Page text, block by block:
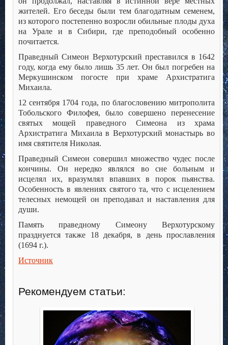
жителей. Его беседы были тем благодатным семенем,
из которого постепенно возросли обильные плоды духа
на Урале и в Сибири, где преподобный особенно
почитается.
Праведный Симеон Верхотурский преставился в 1642
году, когда ему было лишь 35 лет. Он был погребен на
Меркушинском погосте при храме Архистратига
Михаила.
12 сентября 1704 года, по благословению митрополита
Тобольского Филофея, было совершено перенесение
святых мощей праведного Симеона из храма
Архистратига Михаила в Верхотурский монастырь во
имя святителя Николая.
Праведный Симеон совершил множество чудес после
кончины. Он нередко являлся во сне больным и
исцелял их, вразумлял впавших в порок пьянства.
Особенность в явлениях святого та, что с исцелением
телесных немощей он преподавал и наставления для
души.
Память праведному Симеону Верхотурскому
празднуется также 18 декабря, в день прославления
(1694 г.).
Источник
Рекомендуем статьи: